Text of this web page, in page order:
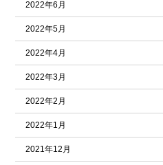
2022年6月
2022年5月
2022年4月
2022年3月
2022年2月
2022年1月
2021年12月